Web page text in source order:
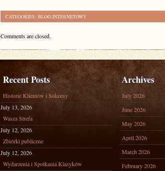
CATEGORIES: BLOG INTERNETOWY
Comments are closed.
Recent Posts
Historie Klientów i Sukcesy
July 13, 2026
Wasza Strefa
July 12, 2026
Zbiórki publiczne
July 12, 2026
Wydarzenia i Spotkania Klasyków
Archives
July 2026
June 2026
May 2026
April 2026
March 2026
February 2026